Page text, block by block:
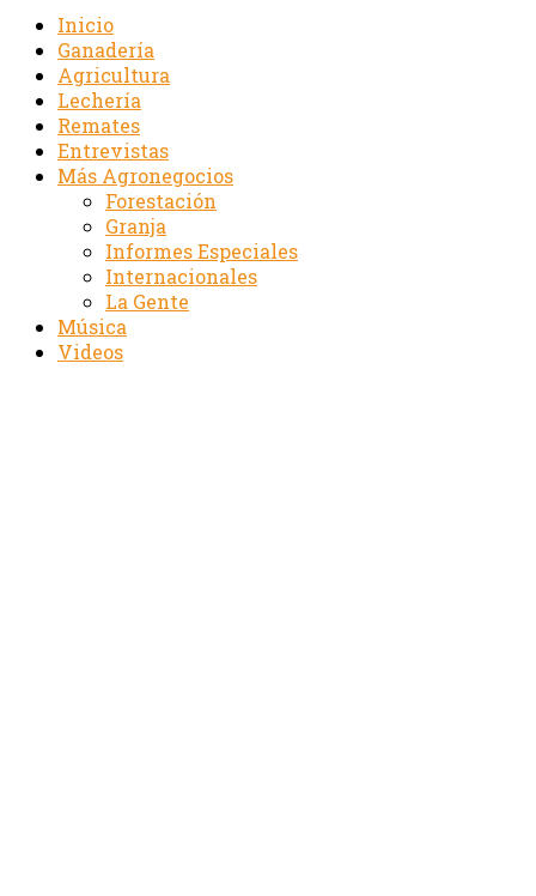
Inicio
Ganadería
Agricultura
Lechería
Remates
Entrevistas
Más Agronegocios
Forestación
Granja
Informes Especiales
Internacionales
La Gente
Música
Videos